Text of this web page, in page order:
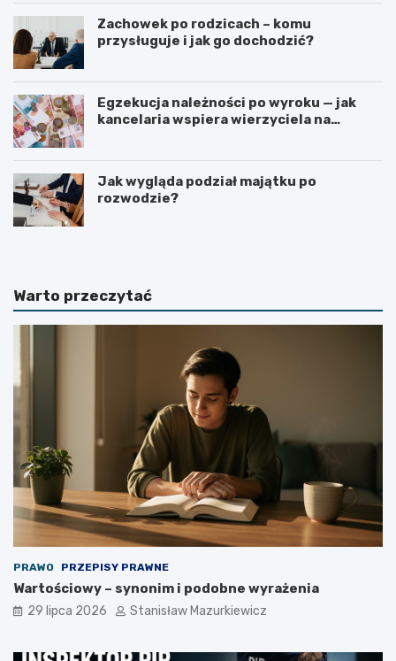
Zachowek po rodzicach – komu
przysługuje i jak go dochodzić?
Egzekucja należności po wyroku — jak
kancelaria wspiera wierzyciela na
Jak wygląda podział majątku po
rozwodzie?
Warto przeczytać
PRAWO PRZEPISY PRAWNE
Wartościowy – synonim i podobne wyrażenia
29 lipca 2026 Stanisław Mazurkiewicz